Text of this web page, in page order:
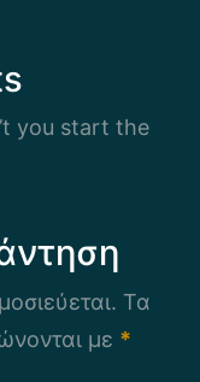
you start the
Τα
με *